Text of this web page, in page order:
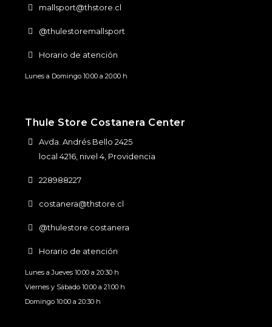
mallsport@thstore.cl
@thulestoremallsport
Horario de atención
Lunes a Domingo 10:00 a 20:00 h
Thule Store Costanera Center
Avda. Andrés Bello 2425
local 4216, nivel 4, Providencia
228988227
costanera@thstore.cl
@thulestore.costanera
Horario de atención
Lunes a Jueves 10:00 a 20:30 h
Viernes y Sábado 10:00 a 21:00 h
Domingo 10:00 a 20:30 h